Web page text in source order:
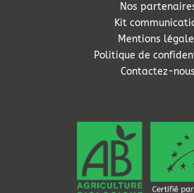
Nos
Kit
Mentions
Politique de
Contactez-nous